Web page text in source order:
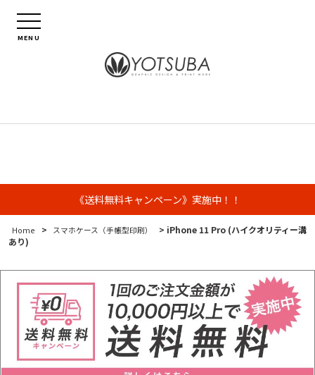
MENU
《送料無料キャンペーン》実施中！！
Home > スマホケース（手帳型印刷）
> iPhone 11 Pro (ハイクオリティー溝
あり)